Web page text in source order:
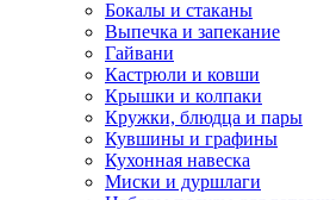
Бокалы и стаканы
Выпечка и запекание
Гайвани
Кастрюли и ковши
Крышки и колпаки
Кружки, блюдца и пары
Кувшины и графины
Кухонная навеска
Миски и дуршлаги